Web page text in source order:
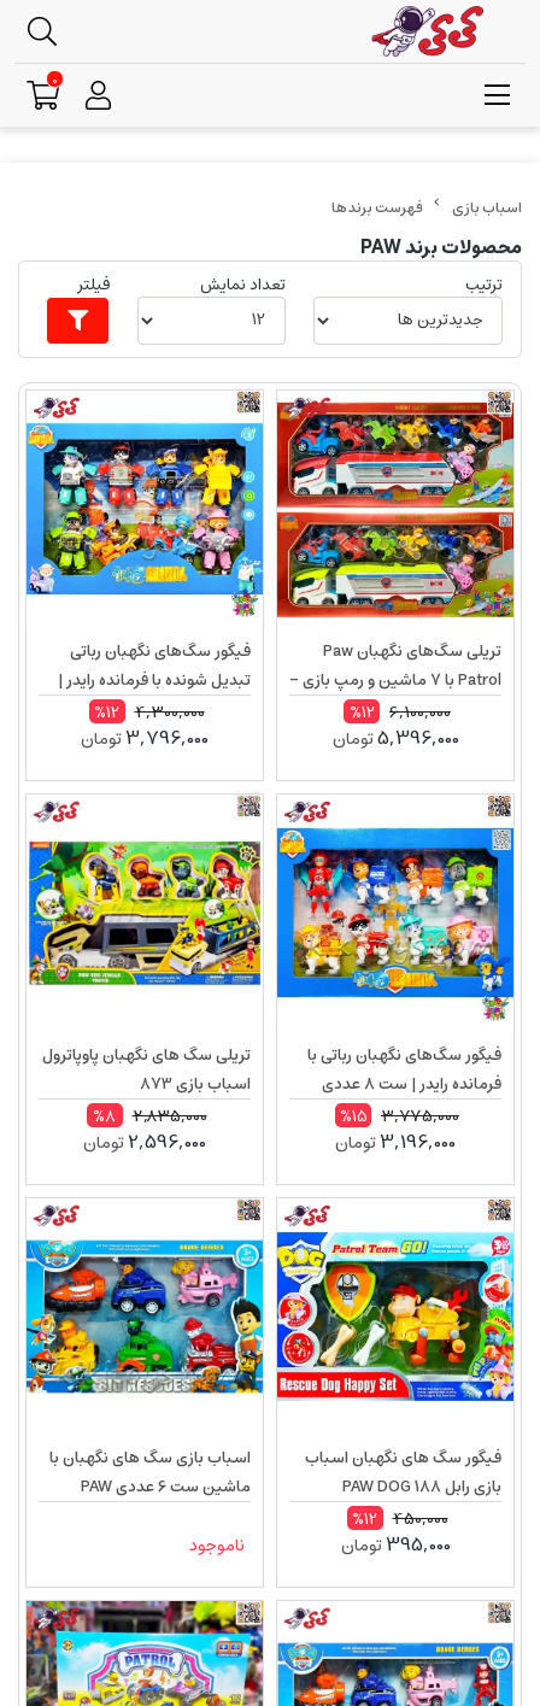
فهرست برندها
محصولات برند PAW
ترتیب تعداد نمایش فیلتر
تریلی سگ‌های نگهبان Paw
Patrol با 7 ماشین و رمپ بازی –
کامیون حمل‌ونقل کودکان مدل
599150
6,100,000
%12
5,396,000تومان
فیگور سگ‌های نگهبان رباتی
تبدیل شونده با فرمانده رایدر |
ست 8 عددی Paw Patrol
599135
4,300,000
%12
3,796,000تومان
فیگور سگ‌های نگهبان رباتی با
فرمانده رایدر | ست 8 عددی
Paw Patrol مکانیکی 599160
3,775,000
%15
3,196,000تومان
تریلی سگ های نگهبان پاوپاترول
اسباب بازی 873
2,835,000
%8
2,596,000تومان
فیگور سگ های نگهبان اسباب
بازی رابل PAW DOG 188
450,000
%12
395,000تومان
اسباب بازی سگ های نگهبان با
ماشین ست 6 عددی PAW
ناموجود
0